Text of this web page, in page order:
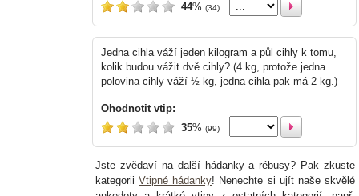
44% (34)
Jedna cihla váží jeden kilogram a půl cihly k tomu,
kolik budou vážit dvě cihly? (4 kg, protože jedna
polovina cihly váží ½ kg, jedna cihla pak má 2 kg.)
Ohodnotit vtip:
35% (99)
Jste zvědaví na další hádanky a rébusy? Pak zkuste
kategoriiVtipné hádanky! Nenechte si ujít naše skvělé